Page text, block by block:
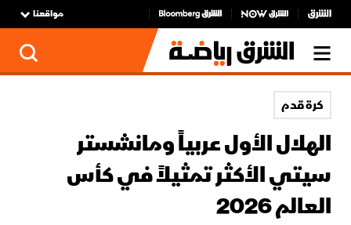
مواقعنا
كرة قدم
الهلال الأول عربياً ومانشستر
سيتي الأكثر تمثيلاً في كأس
العالم 2026